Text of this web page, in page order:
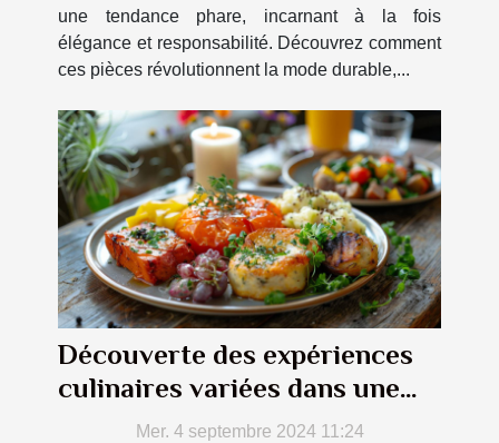
une tendance phare, incarnant à la fois
élégance et responsabilité. Découvrez comment
ces pièces révolutionnent la mode durable,...
Découverte des expériences
culinaires variées dans une
petite ville française
Mer. 4 septembre 2024 11:24